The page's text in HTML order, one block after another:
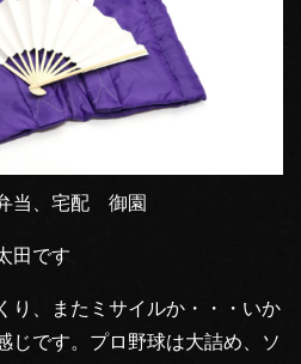
当、宅配 御園
田です
り、またミサイルか・・・いか
じです。プロ野球は大詰め、ソ